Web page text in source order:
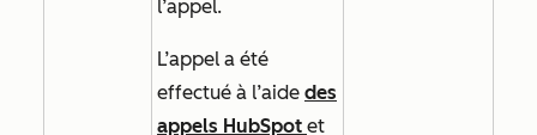
l’appel.
L’appel a été
effectué à l’aide des
appels HubSpot et